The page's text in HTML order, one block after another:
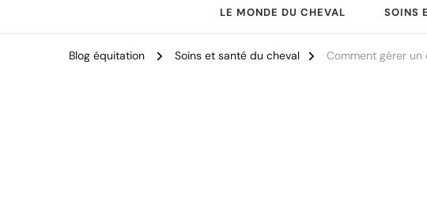
LE MONDE DU CHEVAL SOINS
Blog équitation Soins et santé du cheval Comment gérer